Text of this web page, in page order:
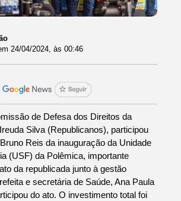
24/04/2024, às 00:46
de Defesa dos Direitos da
Silva (Republicanos), participou
Reis da inauguração da Unidade
(USF) da Polêmica, importante
da republicada junto à gestão
e secretária de Saúde, Ana Paula
do ato. O investimento total foi